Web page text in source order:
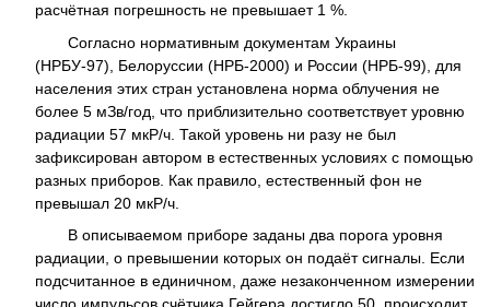
расчётная погрешность не превышает 1 %.
Согласно нормативным документам Украины
(НРБУ-97), Белоруссии (НРБ-2000) и России (НРБ-99), для
населения этих стран установлена норма облучения не
более 5 мЗв/год, что приблизительно соответствует уровню
радиации 57 мкР/ч. Такой уровень ни разу не был
зафиксирован автором в естественных условиях с помощью
разных приборов. Как правило, естественный фон не
превышал 20 мкР/ч.
В описываемом приборе заданы два порога уровня
радиации, о превышении которых он подаёт сигналы. Если
подсчитанное в единичном, даже незаконченном измерении